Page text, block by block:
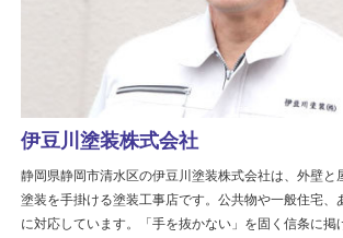
伊豆川塗装株式会社
静岡県静岡市清水区の伊豆川塗装株式会社は、外壁と
塗装を手掛ける塗装工事店です。公共物や一般住宅、
に対応しています。「手を抜かない」を固く信条に掲